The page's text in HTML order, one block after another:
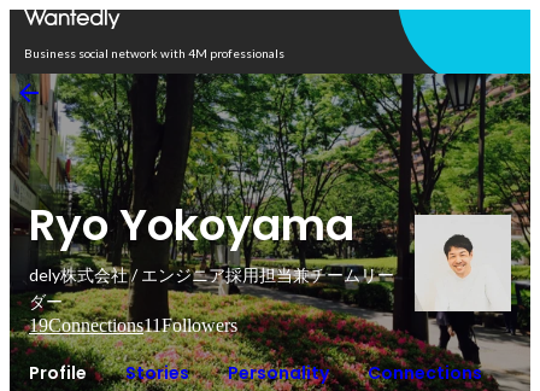
Business social network with 4M professionals
Ryo Yokoyama
dely株式会社 / エンジニア採用担当兼チームリー
ダー
19Connections11Followers
Profile Stories Personality Connections